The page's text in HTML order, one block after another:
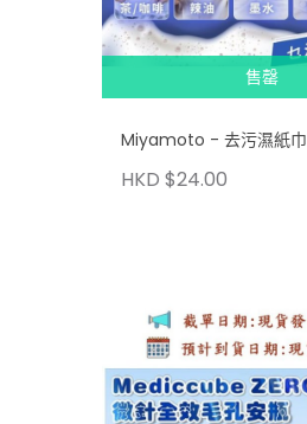
售罄
Miyamoto - 去污濕紙巾
HKD $24.00